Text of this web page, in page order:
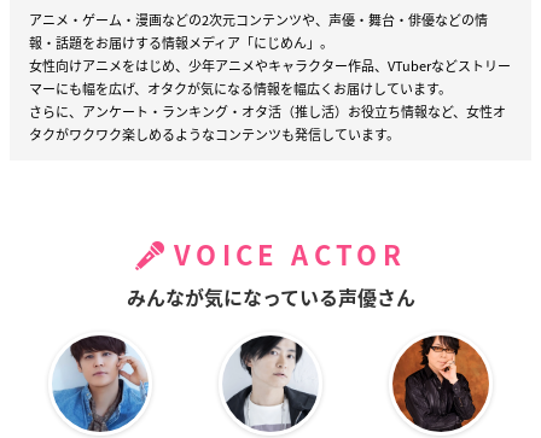
アニメ・ゲーム・漫画などの2次元コンテンツや、声優・舞台・俳優などの情
報・話題をお届けする情報メディア「にじめん」。
女性向けアニメをはじめ、少年アニメやキャラクター作品、VTuberなどストリー
マーにも幅を広げ、オタクが気になる情報を幅広くお届けしています。
さらに、アンケート・ランキング・オタ活（推し活）お役立ち情報など、女性オ
タクがワクワク楽しめるようなコンテンツも発信しています。
VOICE ACTOR
みんなが気になっている声優さん